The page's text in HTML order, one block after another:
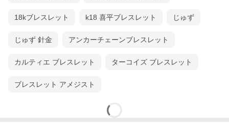
18kブレスレット k18 喜平ブレスレット じゅず
じゅず 針金 アンカーチェーンブレスレット
カルティエ ブレスレット ターコイズ ブレスレット
ブレスレット アメジスト